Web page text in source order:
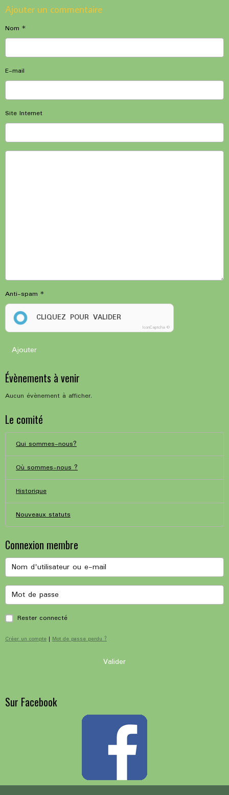
Ajouter un commentaire
Nom
E-mail
Site Internet
Anti-spam
CLIQUEZ POUR VALIDER
IconCaptcha ©
Ajouter
Évènements à venir
Aucun évènement à afficher.
Le comité
Qui sommes-nous?
Où sommes-nous ?
Historique
Nouveaux statuts
Connexion membre
Rester connecté
Créer un compte | Mot de passe perdu ?
Valider
Sur Facebook